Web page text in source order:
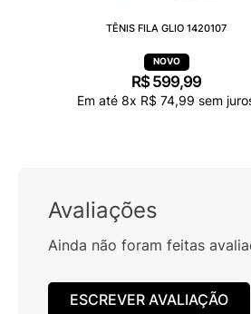
TÊNIS FILA GLIO 1420107
R$ 599,99
Em até 8x R$ 74,99 sem
Avaliações
Ainda não foram feitas
ESCREVER AVALIAÇÃO